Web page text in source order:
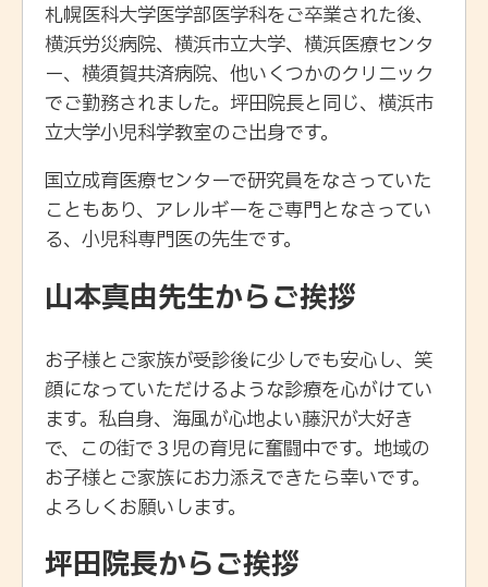
札幌医科大学医学部医学科をご卒業された後、
横浜労災病院、横浜市立大学、横浜医療センタ
ー、横須賀共済病院、他いくつかのクリニック
でご勤務されました。坪田院長と同じ、横浜市
立大学小児科学教室のご出身です。
国立成育医療センターで研究員をなさっていた
こともあり、アレルギーをご専門となさってい
る、小児科専門医の先生です。
山本真由先生からご挨拶
お子様とご家族が受診後に少しでも安心し、笑
顔になっていただけるような診療を心がけてい
ます。私自身、海風が心地よい藤沢が大好き
で、この街で３児の育児に奮闘中です。地域の
お子様とご家族にお力添えできたら幸いです。
よろしくお願いします。
坪田院長からご挨拶